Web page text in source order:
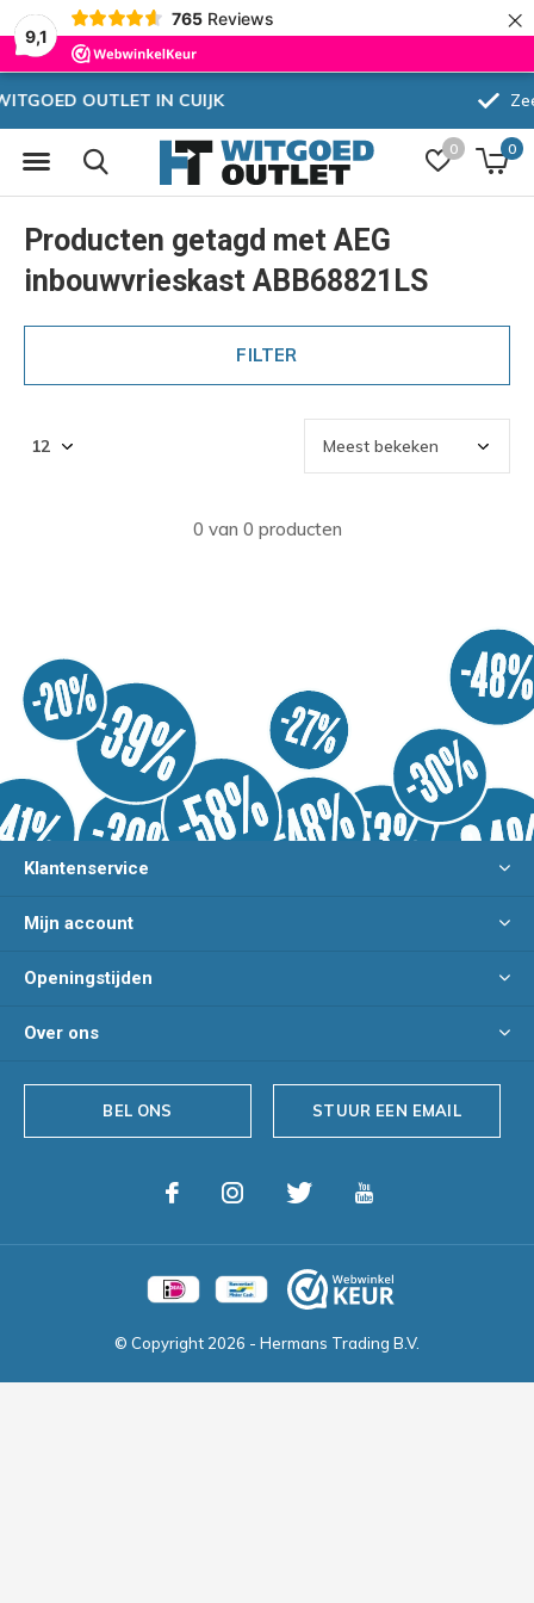
9,1
765 Reviews ×
0 0
Producten getagd met AEG
inbouwvrieskast ABB68821LS
FILTER
0 van 0 producten
Klantenservice
Mijn account
Openingstijden
Over ons
BEL ONS STUUR EEN EMAIL
© Copyright 2026 - Hermans Trading B.V.